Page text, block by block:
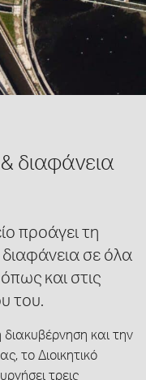
διαφάνεια
προάγει τη
σε όλα
και στις
του.
διακυβέρνηση και την
το Διοικητικό